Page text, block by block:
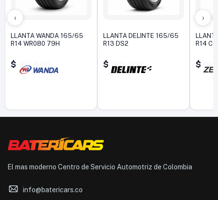
‹
LLANTA WANDA 165/65
R14 WR080 79H
$ 153.000
LLANTA DELINTE 165/65
R13 DS2
$ 168.000
R14
$
›
El mas moderno Centro de Servicio Automotriz de Colombia
info@batericars.co